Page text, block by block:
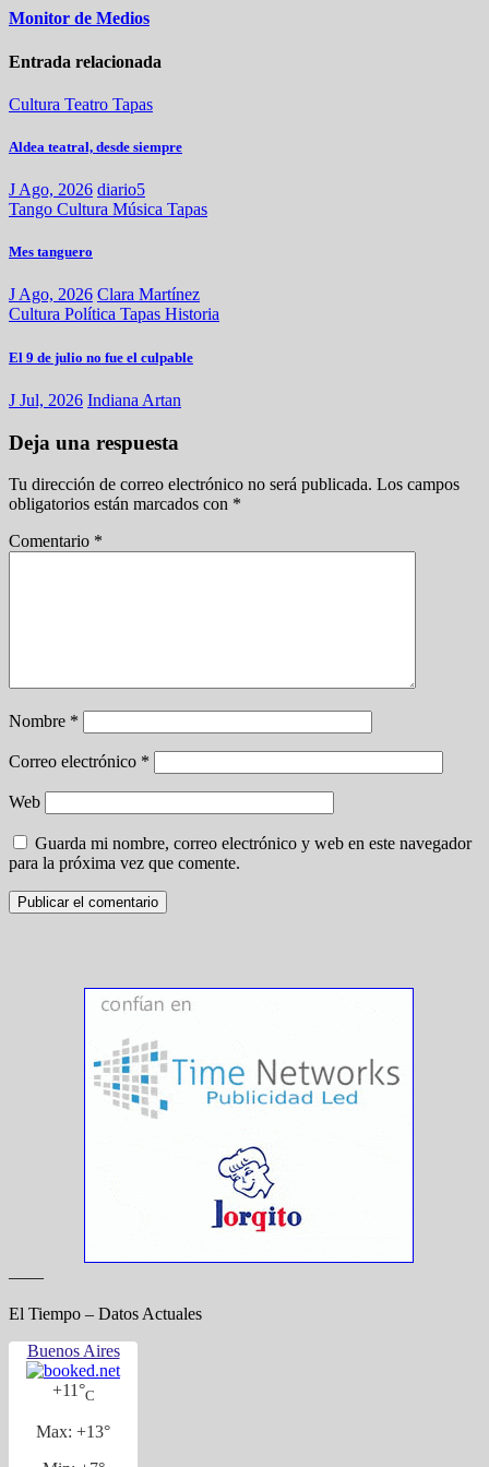
Monitor de Medios
Entrada relacionada
Cultura Teatro Tapas
Aldea teatral, desde siempre
J Ago, 2026 diario5
Tango Cultura Música Tapas
Mes tanguero
J Ago, 2026 Clara Martínez
Cultura Política Tapas Historia
El 9 de julio no fue el culpable
J Jul, 2026 Indiana Artan
Deja una respuesta
Tu dirección de correo electrónico no será publicada. Los campos
obligatorios están marcados con *
Comentario *
Nombre *
Correo electrónico *
Web
Guarda mi nombre, correo electrónico y web en este navegador
para la próxima vez que comente.
——
El Tiempo – Datos Actuales
Buenos Aires
+11°C
Max: +13°